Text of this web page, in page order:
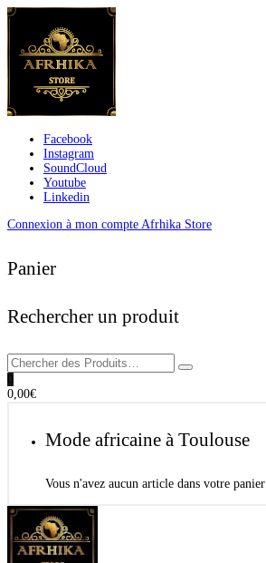
Facebook
Instagram
SoundCloud
Youtube
Linkedin
Connexion à mon compte Afrhika Store
Panier
Rechercher un produit
0,00€
Mode africaine à Toulouse
Vous n'avez aucun article dans votre panier